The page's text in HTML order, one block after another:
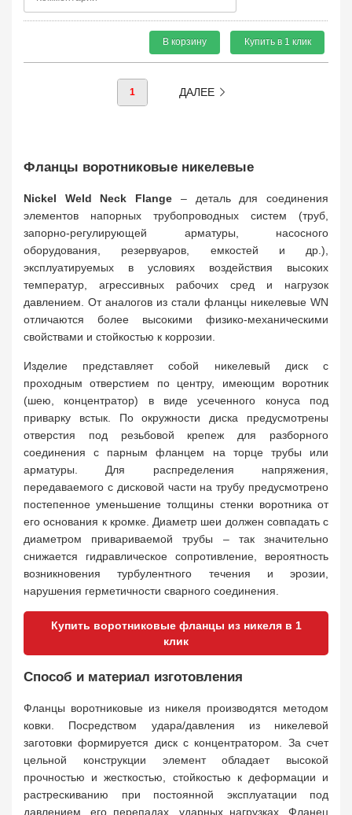
В корзину Купить в 1 клик
1 ДАЛЕЕ
Фланцы воротниковые никелевые
Nickel Weld Neck Flange – деталь для соединения
элементов напорных трубопроводных систем (труб,
запорно-регулирующей арматуры, насосного
оборудования, резервуаров, емкостей и др.),
эксплуатируемых в условиях воздействия высоких
температур, агрессивных рабочих сред и нагрузок
давлением. От аналогов из стали фланцы никелевые WN
отличаются более высокими физико-механическими
свойствами и стойкостью к коррозии.
Изделие представляет собой никелевый диск с
проходным отверстием по центру, имеющим воротник
(шею, концентратор) в виде усеченного конуса под
приварку встык. По окружности диска предусмотрены
отверстия под резьбовой крепеж для разборного
соединения с парным фланцем на торце трубы или
арматуры. Для распределения напряжения,
передаваемого с дисковой части на трубу предусмотрено
постепенное уменьшение толщины стенки воротника от
его основания к кромке. Диаметр шеи должен совпадать с
диаметром привариваемой трубы – так значительно
снижается гидравлическое сопротивление, вероятность
возникновения турбулентного течения и эрозии,
нарушения герметичности сварного соединения.
Купить воротниковые фланцы из никеля в 1
клик
Способ и материал изготовления
Фланцы воротниковые из никеля производятся методом
ковки. Посредством удара/давления из никелевой
заготовки формируется диск с концентратором. За счет
цельной конструкции элемент обладает высокой
прочностью и жесткостью, стойкостью к деформации и
растрескиванию при постоянной эксплуатации под
давлением, его перепадах, ударных нагрузках. Фланец